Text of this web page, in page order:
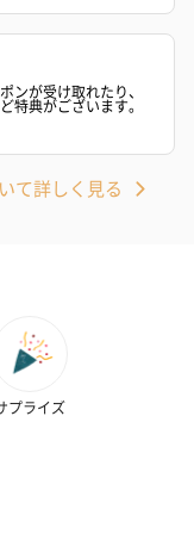
ンが受け取れたり、
特典がございます。
て詳しく見る
プライズ